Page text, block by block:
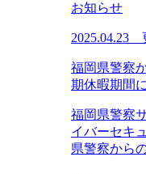
お知らせ
2025.04.23
福岡県警察
期休暇期間
福岡県警察
イバーセキ
県警察から